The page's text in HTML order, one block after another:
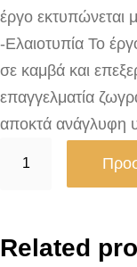
έργο
-Ελαιοτυπία Το
σε καμβά και
επαγγελματία
αποκτά ανάγλυφη
rRelated